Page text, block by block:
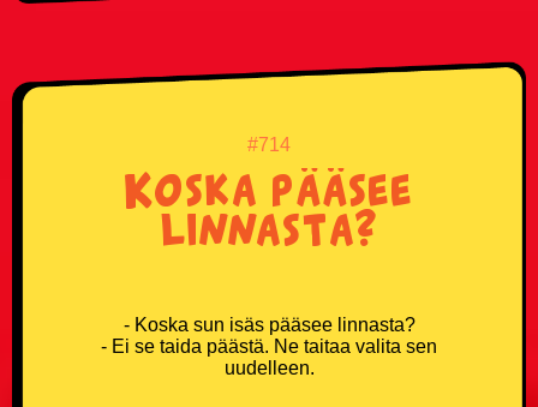
#714
Koska pääsee
linnasta?
- Koska sun isäs pääsee linnasta?
- Ei se taida päästä. Ne taitaa valita sen
uudelleen.